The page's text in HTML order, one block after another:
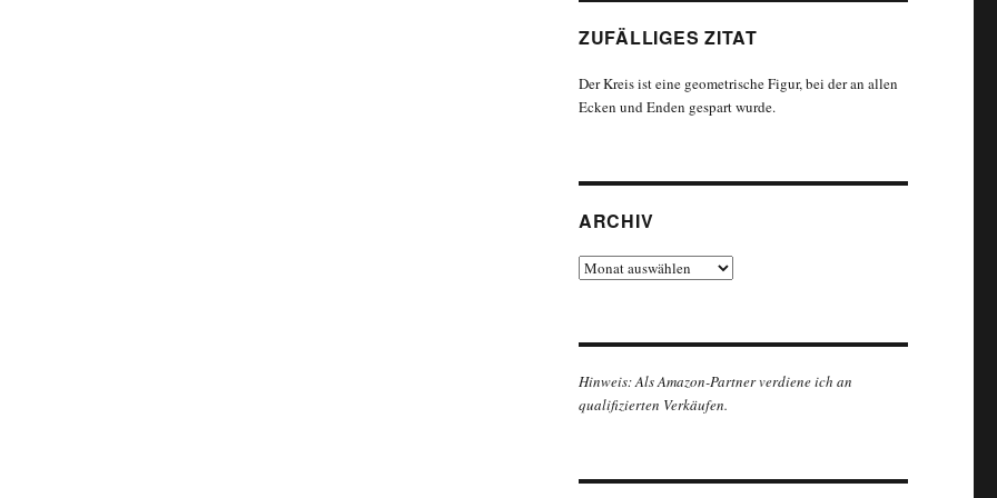
ZUFÄLLIGES ZITAT
Der Kreis ist eine geometrische Figur, bei der an allen
Ecken und Enden gespart wurde.
ARCHIV
Archiv
Hinweis: Als Amazon-Partner verdiene ich an
qualifizierten Verkäufen.